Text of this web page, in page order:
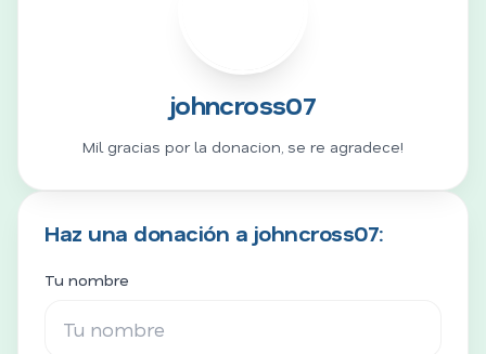
johncross07
Mil gracias por la donacion, se re agradece!
Haz una donación a johncross07:
Tu nombre